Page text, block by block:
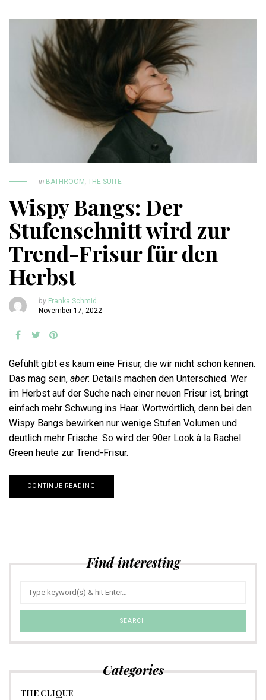
in BATHROOM, THE SUITE
Wispy Bangs: Der
Stufenschnitt wird zur
Trend-Frisur für den
Herbst
by Franka Schmid
November 17, 2022
Gefühlt gibt es kaum eine Frisur, die wir nicht schon kennen.
Das mag sein, aber: Details machen den Unterschied. Wer
im Herbst auf der Suche nach einer neuen Frisur ist, bringt
einfach mehr Schwung ins Haar. Wortwörtlich, denn bei den
Wispy Bangs bewirken nur wenige Stufen Volumen und
deutlich mehr Frische. So wird der 90er Look à la Rachel
Green heute zur Trend-Frisur.
CONTINUE READING
Find interesting
Categories
THE CLIQUE